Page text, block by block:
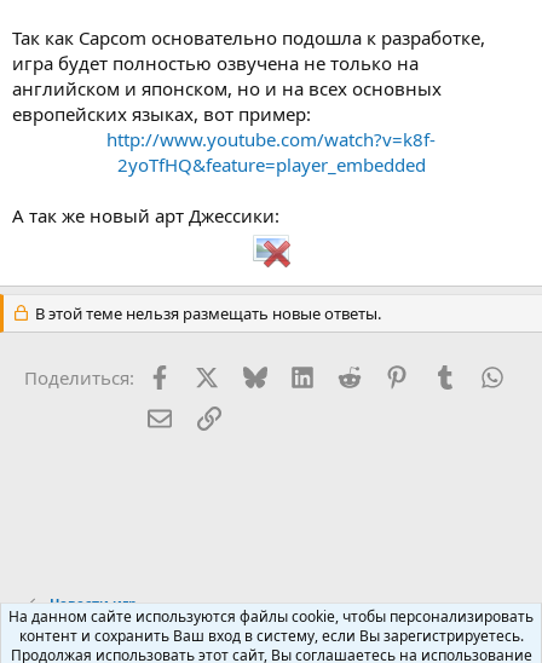
Так как Capcom основательно подошла к разработке,
игра будет полностью озвучена не только на
английском и японском, но и на всех основных
европейских языках, вот пример:
http://www.youtube.com/watch?v=k8f-
2yoTfHQ&feature=player_embedded
А так же новый арт Джессики:
В этой теме нельзя размещать новые ответы.
Поделиться: FacebookX (Twitter)
BlueskyLinkedInReddit PinterestTumblr
Электронная почта
Ссылка
Новости игр
Russian (RU)
На данном сайте используются файлы cookie, чтобы персонализировать
контент и сохранить Ваш вход в систему, если Вы зарегистрируетесь.
Продолжая использовать этот сайт, Вы соглашаетесь на использование